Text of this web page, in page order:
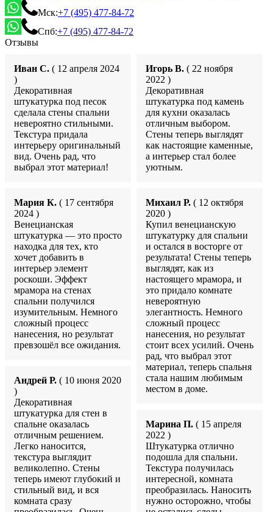
Мск:+7 (495) 477-84-72
Спб:+7 (495) 477-84-72
Отзывы
Иван С. ( 12 апреля 2024
)
Декоративная
штукатурка под песок
сделала стены спальни
невероятно стильными.
Текстура придала
интерьеру оригинальный
вид. Очень рад, что
выбрал этот материал!
Мария К. ( 17 сентября
2024 )
Венецианская
штукатурка — это просто
находка для тех, кто
хочет добавить в
интерьер элемент
роскоши. Эффект
мрамора на стенах
спальни получился
изумительным. Немного
сложный процесс
нанесения, но результат
превзошёл все ожидания.
Андрей Р. ( 10 июня 2020
)
Декоративная
штукатурка для стен в
спальне оказалась
отличным решением.
Легко наносится,
текстура выглядит
великолепно. Стены
теперь имеют глубокий и
стильный вид, и вся
комната сразу
Игорь В. ( 22 ноября
2022 )
Декоративная
штукатурка под камень
для кухни оказалась
отличным выбором.
Стены теперь выглядят
как настоящие каменные,
а интерьер стал более
уютным.
Михаил Р. ( 12 октября
2020 )
Купил венецианскую
штукатурку для спальни
и остался в восторге от
результата! Стены теперь
выглядят, как из
настоящего мрамора, и
это придало комнате
невероятную
элегантность. Немного
сложный процесс
нанесения, но результат
стоит всех усилий. Очень
рад, что выбрал этот
материал, теперь спальня
стала нашим любимым
местом в доме.
Марина П. ( 15 апреля
2022 )
Штукатурка отлично
подошла для спальни.
Текстура получилась
интересной, комната
преобразилась. Наносить
нужно осторожно, чтобы